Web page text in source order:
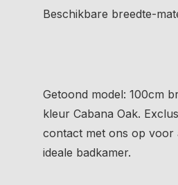
Beschikbare breedte-
Getoond model: 100cm
kleur Cabana Oak.
contact met ons op voor
ideale badkamer.